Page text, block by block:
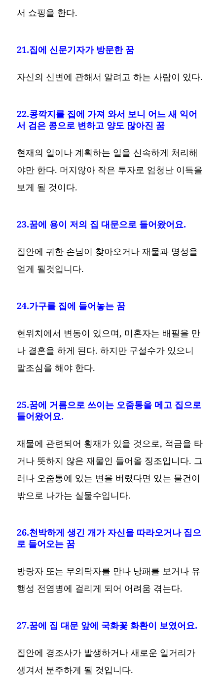
서 쇼핑을 한다.
21.집에 신문기자가 방문한 꿈
자신의 신변에 관해서 알려고 하는 사람이 있다.
22.콩깍지를 집에 가져 와서 보니 어느 새 익어
서 검은 콩으로 변하고 양도 많아진 꿈
현재의 일이나 계획하는 일을 신속하게 처리해
야만 한다. 머지않아 작은 투자로 엄청난 이득을
보게 될 것이다.
23.꿈에 용이 저의 집 대문으로 들어왔어요.
집안에 귀한 손님이 찾아오거나 재물과 명성을
얻게 될것입니다.
24.가구를 집에 들어놓는 꿈
현위치에서 변동이 있으며, 미혼자는 배필을 만
나 결혼을 하게 된다. 하지만 구설수가 있으니
말조심을 해야 한다.
25.꿈에 거름으로 쓰이는 오줌통을 메고 집으로
들어왔어요.
재물에 관련되어 횡재가 있을 것으로, 적금을 타
거나 뜻하지 않은 재물인 들어올 징조입니다. 그
러나 오줌통에 있는 변을 버렸다면 있는 물건이
밖으로 나가는 실물수입니다.
26.천박하게 생긴 개가 자신을 따라오거나 집으
로 들어오는 꿈
방랑자 또는 무의탁자를 만나 낭패를 보거나 유
행성 전염병에 걸리게 되어 어려움 겪는다.
27.꿈에 집 대문 앞에 국화꽃 화환이 보였어요.
집안에 경조사가 발생하거나 새로운 일거리가
생겨서 분주하게 될 것입니다.